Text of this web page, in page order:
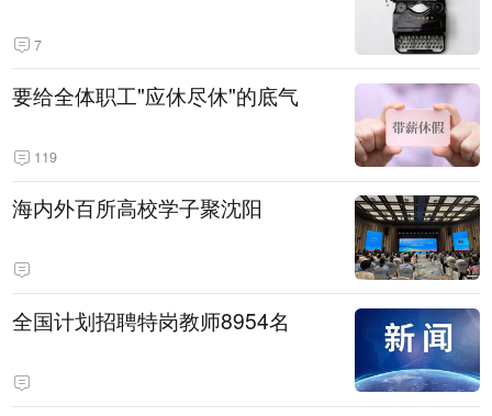
7
要给全体职工"应休尽休"的底气
119
海内外百所高校学子聚沈阳
全国计划招聘特岗教师8954名